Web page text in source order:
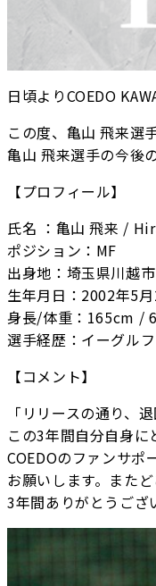
日頃よりCOEDO
この度、亀山 飛来選
亀山 飛来選手の今後
【プロフィール】
氏名 ：亀山 飛来 /
ポジション：MF
出身地：埼玉県川越市
生年月日：2002年5月
身長/体重：165cm /
選手経歴：イーグル
【コメント】
「リリースの通り、
この3年間自分自身に
COEDOのファンサ
お願いします。また
3年間ありがとうござ